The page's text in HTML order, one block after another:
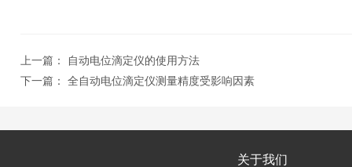
上一篇：
自动电位滴定仪的使用方法
下一篇： 全自动电位滴定仪测量精度受影响因素
关于我们